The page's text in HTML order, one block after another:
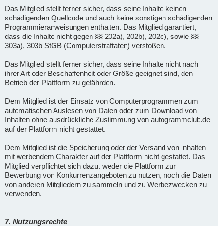
Das Mitglied stellt ferner sicher, dass seine Inhalte keinen
schädigenden Quellcode und auch keine sonstigen schädigenden
Programmieranweisungen enthalten. Das Mitglied garantiert,
dass die Inhalte nicht gegen §§ 202a), 202b), 202c), sowie §§
303a), 303b StGB (Computerstraftaten) verstoßen.
Das Mitglied stellt ferner sicher, dass seine Inhalte nicht nach
ihrer Art oder Beschaffenheit oder Größe geeignet sind, den
Betrieb der Plattform zu gefährden.
Dem Mitglied ist der Einsatz von Computerprogrammen zum
automatischen Auslesen von Daten oder zum Download von
Inhalten ohne ausdrückliche Zustimmung von autogrammclub.de
auf der Plattform nicht gestattet.
Dem Mitglied ist die Speicherung oder der Versand von Inhalten
mit werbendem Charakter auf der Plattform nicht gestattet. Das
Mitglied verpflichtet sich dazu, weder die Plattform zur
Bewerbung von Konkurrenzangeboten zu nutzen, noch die Daten
von anderen Mitgliedern zu sammeln und zu Werbezwecken zu
verwenden.
7. Nutzungsrechte